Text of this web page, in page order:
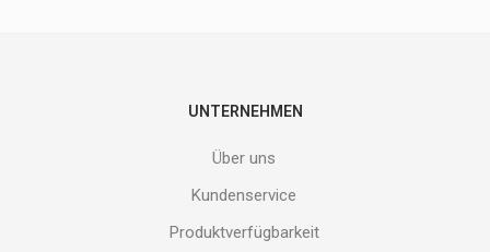
UNTERNEHMEN
Über uns
Kundenservice
Produktverfügbarkeit